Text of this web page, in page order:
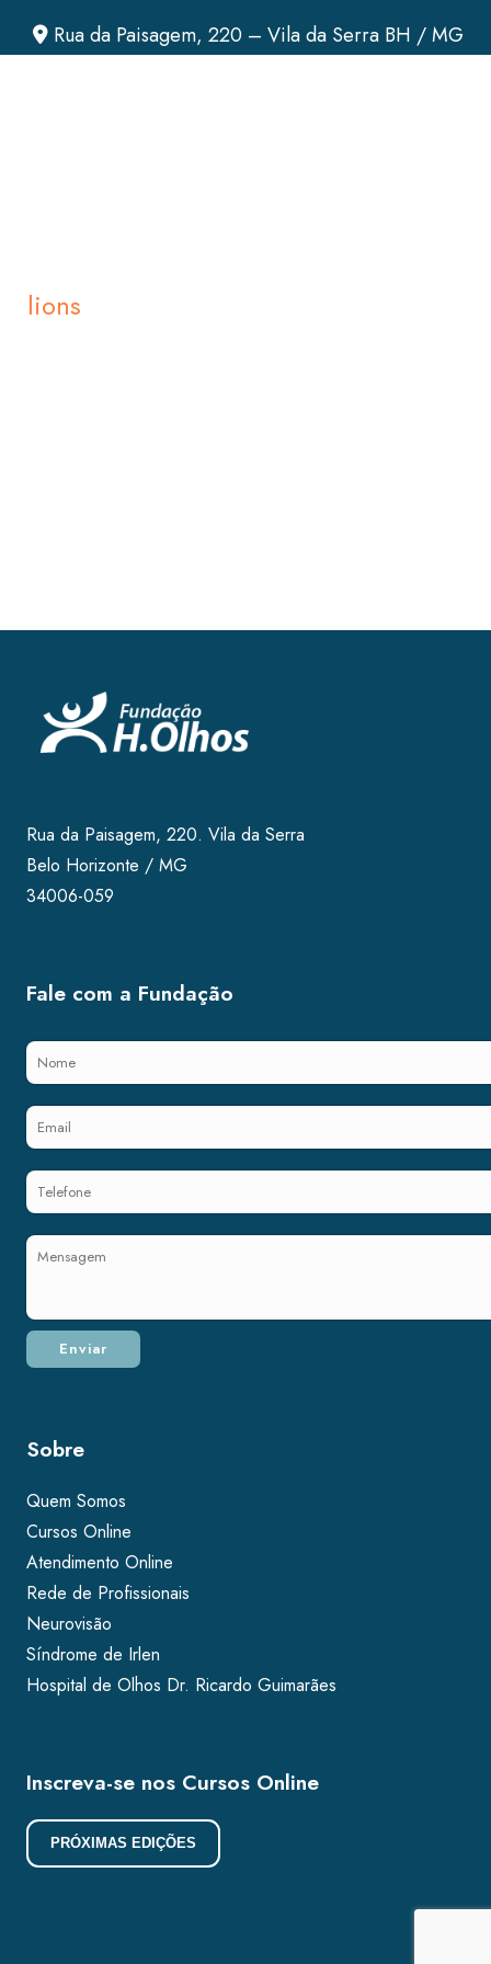
Rua da Paisagem, 220 – Vila da Serra BH / MG
lions
Rua da Paisagem, 220. Vila da Serra
Belo Horizonte / MG
34006-059
Fale com a Fundação
Sobre
Quem Somos
Cursos Online
Atendimento Online
Rede de Profissionais
Neurovisão
Síndrome de Irlen
Hospital de Olhos Dr. Ricardo Guimarães
Inscreva-se nos Cursos Online
PRÓXIMAS EDIÇÕES